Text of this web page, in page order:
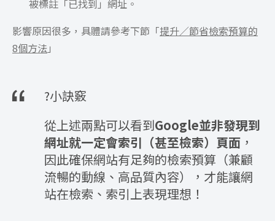
被標註「已找到」網址。
影響原因很多，具體請參考下節「提升／節省檢索預算的
8個方法 」
?小訣竅
從上述兩點可以看到Google並非發現到
網址就一定會索引（甚至檢索）頁面 ，
因此確保網站有足夠的檢索預算（兼顧
流暢的動線、高品質內容），才能讓網
站在檢索、索引上表現理想！